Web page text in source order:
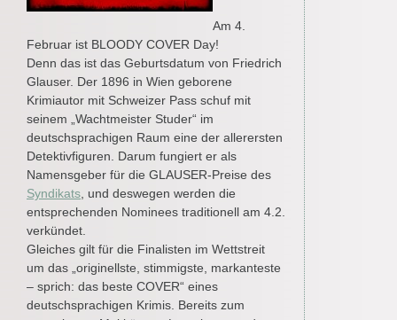
Am 4.
Februar ist BLOODY COVER Day!
Denn das ist das Geburtsdatum von Friedrich
Glauser. Der 1896 in Wien geborene
Krimiautor mit Schweizer Pass schuf mit
seinem „Wachtmeister Studer“ im
deutschsprachigen Raum eine der allerersten
Detektivfiguren. Darum fungiert er als
Namensgeber für die GLAUSER-Preise des
Syndikats, und deswegen werden die
entsprechenden Nominees traditionell am 4.2.
verkündet.
Gleiches gilt für die Finalisten im Wettstreit
um das „originellste, stimmigste, markanteste
– sprich: das beste COVER“ eines
deutschsprachigen Krimis. Bereits zum